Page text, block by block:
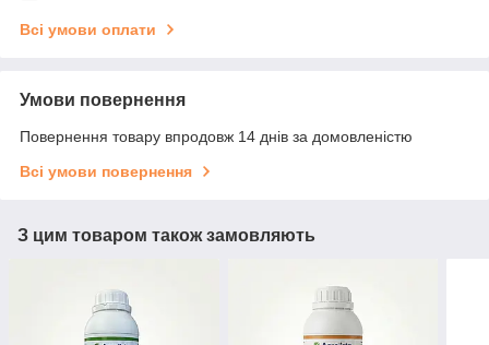
Всі умови оплати
Умови повернення
Повернення товару впродовж 14 днів за домовленістю
Всі умови повернення
З цим товаром також замовляють